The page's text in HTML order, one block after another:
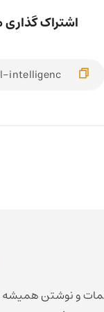
اشتراک
و نوشتن همیشه